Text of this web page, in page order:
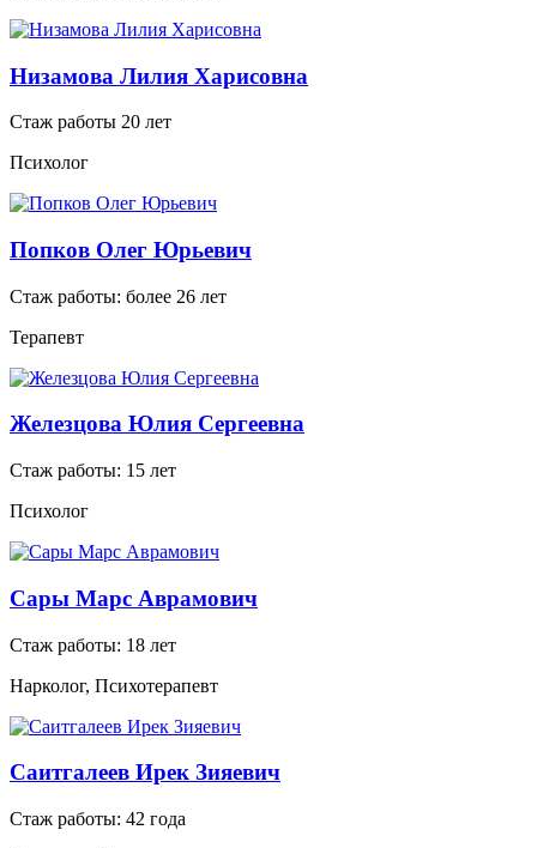
Низамова Лилия Харисовна
Стаж работы 20 лет
Психолог
Попков Олег Юрьевич
Стаж работы: более 26 лет
Терапевт
Железцова Юлия Сергеевна
Стаж работы: 15 лет
Психолог
Сары Марс Аврамович
Стаж работы: 18 лет
Нарколог, Психотерапевт
Саитгалеев Ирек Зияевич
Стаж работы: 42 года